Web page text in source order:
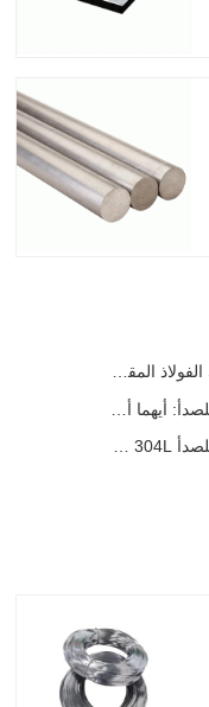
UNS S31803 مقابل SS 316 الفولاذ المقاوم للصدأ - ما هو الفرق